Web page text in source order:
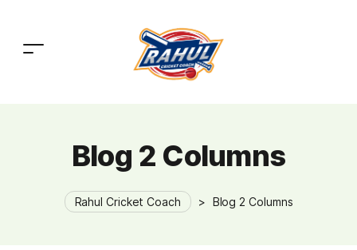
Blog 2 Columns
Rahul Cricket Coach > Blog 2 Columns